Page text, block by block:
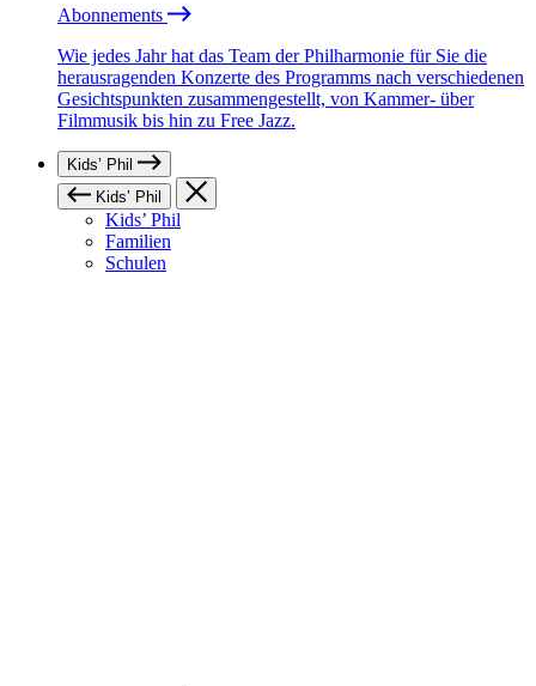
Abonnements
Wie jedes Jahr hat das Team der Philharmonie für Sie die
herausragenden Konzerte des Programms nach verschiedenen
Gesichtspunkten zusammengestellt, von Kammer- über
Filmmusik bis hin zu Free Jazz.
Kids’ Phil
Kids’ Phil
Kids’ Phil
Familien
Schulen